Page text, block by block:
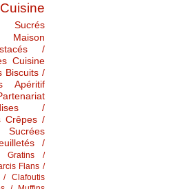
Cuisine
Sucrés
Maison
/
Cuisine
Biscuits /
Apéritif
/
Crêpes /
/
Gratins /
Flans /
/ Clafoutis